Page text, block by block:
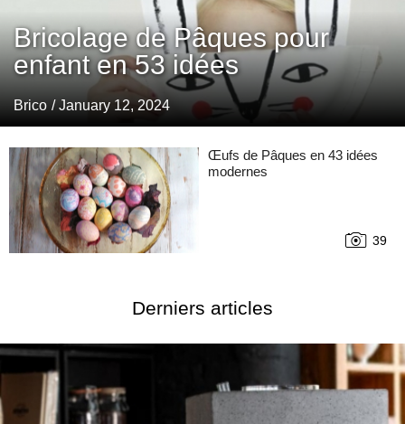
Bricolage de Pâques pour
enfant en 53 idées
Brico / January 12, 2024
Œufs de Pâques en 43 idées
modernes
39
Derniers articles